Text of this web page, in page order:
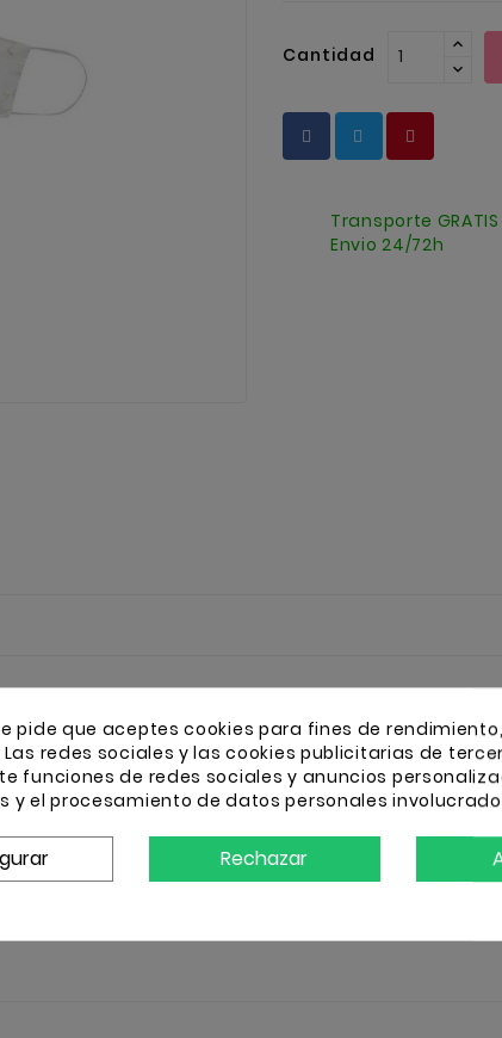
Cantidad
Transporte
Envio 24/72h
pide que aceptes cookies para fines de
redes sociales y las cookies publicitarias de
funciones de redes sociales y anuncios
y el procesamiento de datos personales
Rechazar